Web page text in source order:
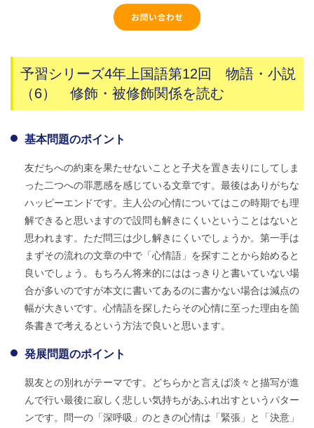
予習シリーズ4年上国語第12回 物語・小説
（6） 修飾・被修飾関係を読む
基本問題のポイント
友だちへの約束を果たせないことと子犬を置き去りにしてしま
った二つへの罪悪感を感じている文章です。最後はありがちな
ハッピーエンドです。主人公の心情についてはこの時期でも理
解できると思いますので設問も解きにくいということはないと
思われます。ただ問三は少し解きにくいでしょうか。第一手は
まずその流れの文章の中で「心情語」を探すことから始めると
良いでしょう。もちろん将来的にははっきりと書いていない場
合が多いのですが本文に書いてあるのに書かない場合は減点の
幅が大きいです。心情語を探したらその心情に至った理由を箇
条書きで考えるという方法で良いと思います。
発展問題のポイント
親友との別れがテーマです。どちらかと言えば淡々と描写が進
んで行い最後に寂しく悲しい気持ちがあふれ出すというパター
ンです。問一の「深呼吸」のときの心情は「緊張」と「決意」